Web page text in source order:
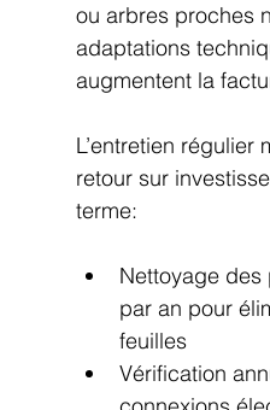
ou arbres proches
adaptations
augmentent la
L’entretien régulier
retour sur
terme:
Nettoyage des
par an pour
feuilles
Vérification